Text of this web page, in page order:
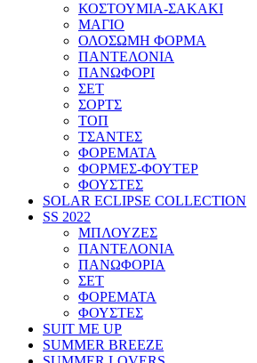
ΚΟΣΤΟΥΜΙΑ-ΣΑΚΑΚΙ
ΜΑΓΙΟ
ΟΛΟΣΩΜΗ ΦΟΡΜΑ
ΠΑΝΤΕΛΟΝΙΑ
ΠΑΝΩΦΟΡΙ
ΣΕΤ
ΣΟΡΤΣ
ΤΟΠ
ΤΣΑΝΤΕΣ
ΦΟΡΕΜΑΤΑ
ΦΟΡΜΕΣ-ΦΟΥΤΕΡ
ΦΟΥΣΤΕΣ
SOLAR ECLIPSE COLLECTION
SS 2022
ΜΠΛΟΥΖΕΣ
ΠΑΝΤΕΛΟΝΙΑ
ΠΑΝΩΦΟΡΙΑ
ΣΕΤ
ΦΟΡΕΜΑΤΑ
ΦΟΥΣΤΕΣ
SUIT ME UP
SUMMER BREEZE